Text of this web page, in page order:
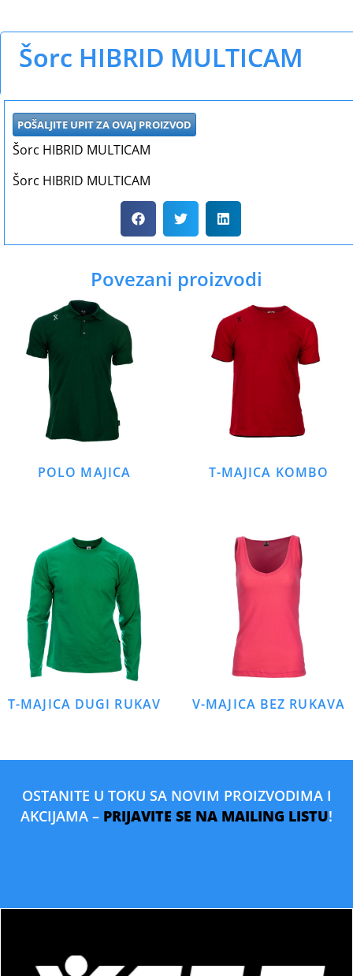
Šorc HIBRID MULTICAM
POŠALJITE UPIT ZA OVAJ PROIZVOD
Šorc HIBRID MULTICAM
Šorc HIBRID MULTICAM
Povezani proizvodi
POLO MAJICA T-MAJICA KOMBO
T-MAJICA DUGI RUKAV V-MAJICA BEZ RUKAVA
OSTANITE U TOKU SA NOVIM PROIZVODIMA I
AKCIJAMA – PRIJAVITE SE NA MAILING LISTU!